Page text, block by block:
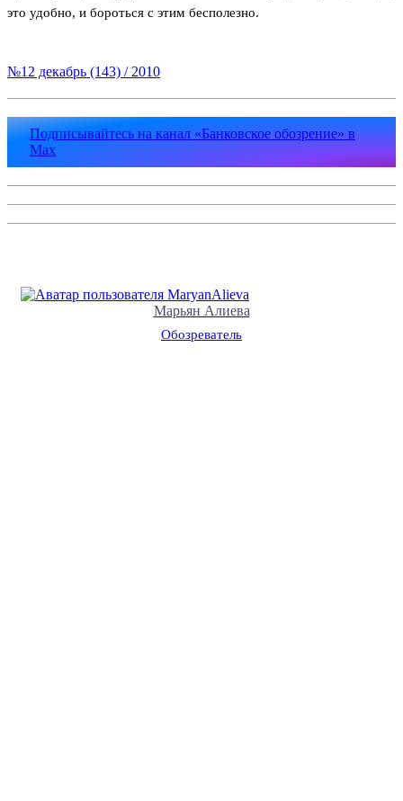
это удобно, и бороться с этим бесполезно.
№12 декабрь (143) / 2010
Подписывайтесь на канал «Банковское обозрение» в
Max
Марьян Алиева
Обозреватель